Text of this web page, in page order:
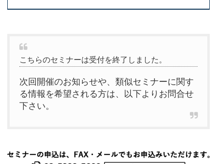
こちらのセミナーは受付を終了しました。
次回開催のお知らせや、類似セミナーに関す
る情報を希望される方は、以下よりお問合せ
下さい。